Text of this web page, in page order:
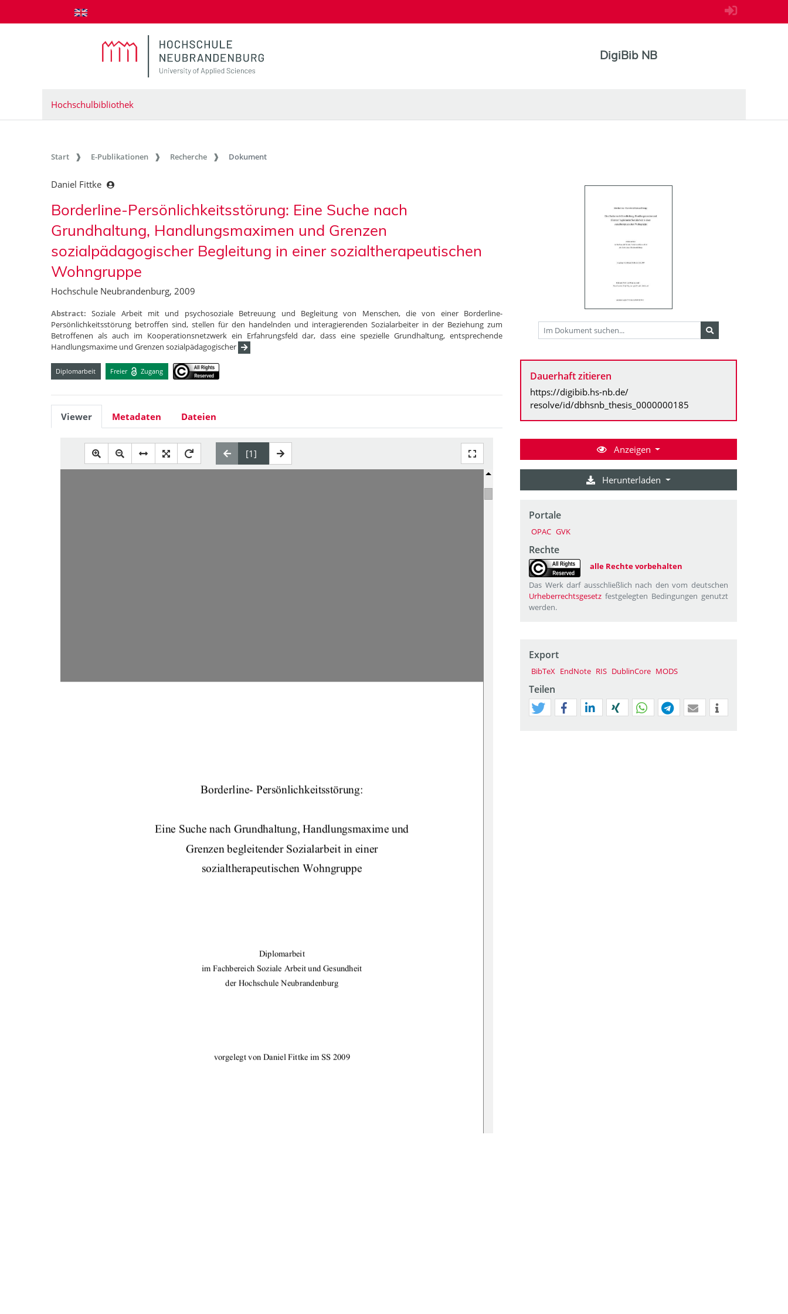
zum Inhalt springen
DigiBib NB
Hochschulbibliothek
Start E-Publikationen Recherche Dokument
Daniel Fittke
Borderline-Persönlichkeitsstörung: Eine Suche nach
Grundhaltung, Handlungsmaximen und Grenzen
sozialpädagogischer Begleitung in einer sozialtherapeutischen
Wohngruppe
Hochschule Neubrandenburg, 2009
Abstract:Soziale Arbeit mit und psychosoziale Betreuung und Begleitung von Menschen, die von einer Borderline-
Persönlichkeitsstörung betroffen sind, stellen für den handelnden und interagierenden Sozialarbeiter in der Beziehung zum
Betroffenen als auch im Kooperationsnetzwerk ein Erfahrungsfeld dar, dass eine spezielle Grundhaltung, entsprechende
Handlungsmaxime und Grenzen sozialpädagogischer
Diplomarbeit Freier Zugang
Viewer Metadaten Dateien
Borderline- Persönlichkeitsstörung:
Eine Suche nach Grundhaltung, Handlungsmaxime und
Grenzen begleitender Sozialarbeit in einer
sozialtherapeutischen Wohngruppe
Diplomarbeit
im Fachbereich Soziale Arbeit und Gesundheit
der Hochschule Neubrandenburg
vorgelegt von Daniel Fittke im SS 2009
Dauerhaft zitieren
https://digibib.hs-nb.de/
resolve/id/dbhsnb_thesis_0000000185
Anzeigen
Herunterladen
Portale
OPAC GVK
Rechte
alle Rechte vorbehalten
Das Werk darf ausschließlich nach den vom deutschen
Urheberrechtsgesetz festgelegten Bedingungen genutzt
werden.
Export
BibTeX EndNote RIS DublinCore MODS
Teilen